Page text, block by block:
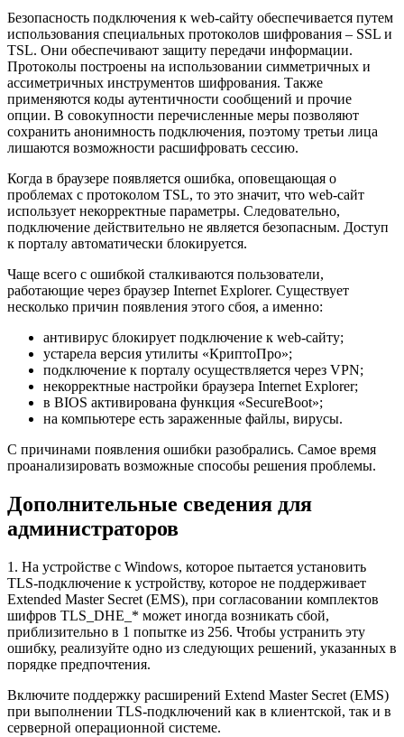
Безопасность подключения к web-сайту обеспечивается путем
использования специальных протоколов шифрования – SSL и
TSL. Они обеспечивают защиту передачи информации.
Протоколы построены на использовании симметричных и
асcиметричных инструментов шифрования. Также
применяются коды аутентичности сообщений и прочие
опции. В совокупности перечисленные меры позволяют
сохранить анонимность подключения, поэтому третьи лица
лишаются возможности расшифровать сессию.
Когда в браузере появляется ошибка, оповещающая о
проблемах с протоколом TSL, то это значит, что web-сайт
использует некорректные параметры. Следовательно,
подключение действительно не является безопасным. Доступ
к порталу автоматически блокируется.
Чаще всего с ошибкой сталкиваются пользователи,
работающие через браузер Internet Explorer. Существует
несколько причин появления этого сбоя, а именно:
антивирус блокирует подключение к web-сайту;
устарела версия утилиты «КриптоПро»;
подключение к порталу осуществляется через VPN;
некорректные настройки браузера Internet Explorer;
в BIOS активирована функция «SecureBoot»;
на компьютере есть зараженные файлы, вирусы.
С причинами появления ошибки разобрались. Самое время
проанализировать возможные способы решения проблемы.
Дополнительные сведения для
администраторов
1. На устройстве с Windows, которое пытается установить
TLS-подключение к устройству, которое не поддерживает
Extended Master Secret (EMS), при согласовании комплектов
шифров TLS_DHE_* может иногда возникать сбой,
приблизительно в 1 попытке из 256. Чтобы устранить эту
ошибку, реализуйте одно из следующих решений, указанных в
порядке предпочтения.
Включите поддержку расширений Extend Master Secret (EMS)
при выполнении TLS-подключений как в клиентской, так и в
серверной операционной системе.